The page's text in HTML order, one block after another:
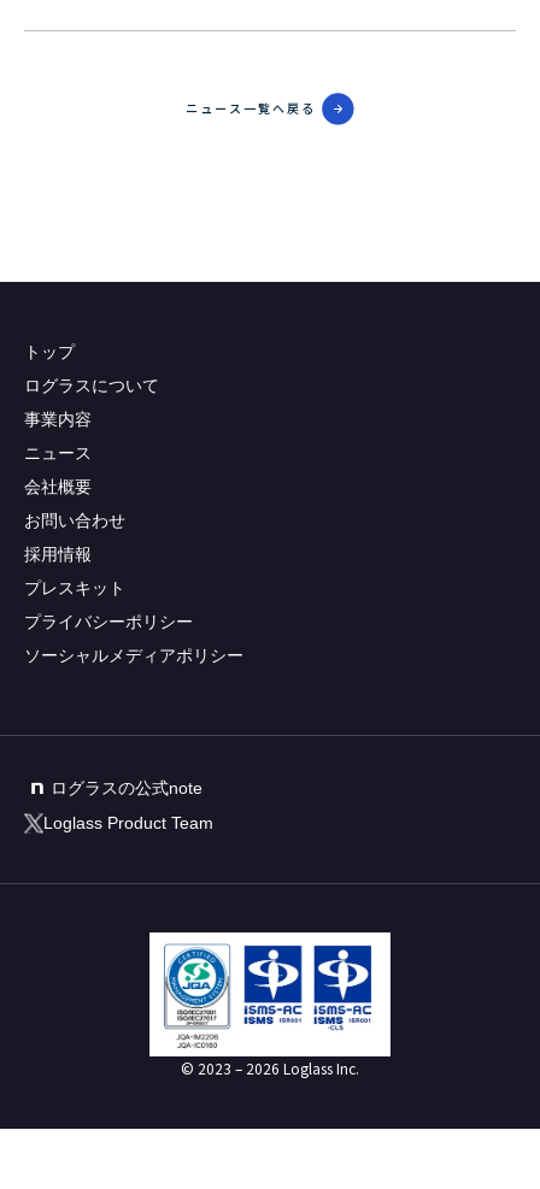
ニュース一覧へ戻る
トップ
ログラスについて
事業内容
ニュース
会社概要
お問い合わせ
採用情報
プレスキット
プライバシーポリシー
ソーシャルメディアポリシー
ログラスの公式note
Loglass Product Team
© 2023 – 2026 Loglass Inc.